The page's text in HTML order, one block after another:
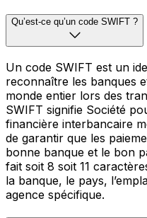
Qu’est-ce qu’un code SWIFT ?
Un code SWIFT est un
reconnaître les banques
monde entier lors des
SWIFT signifie Société
financière interbancaire
de garantir que les
bonne banque et le bon
fait soit 8 soit 11
la banque, le pays,
agence spécifique.